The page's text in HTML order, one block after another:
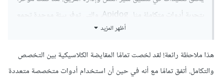
بتجربة أدوات متكاملة مثل Apidog، والتي توفر بيئة موحدة تجمع
بين تصميم واجهة برمجة التطبيقات وتوثيقها واختبارها بطريقة
أظهر المزيد
هذا ملاحظة رائعة! لقد لخصت تمامًا المقايضة الكلاسيكية بين التخصص
والتكامل. أتفق تمامًا مع أنه في حين أن استخدام أدوات متخصصة متعددة